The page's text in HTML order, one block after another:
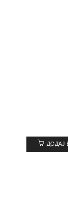
ДОДАЈ